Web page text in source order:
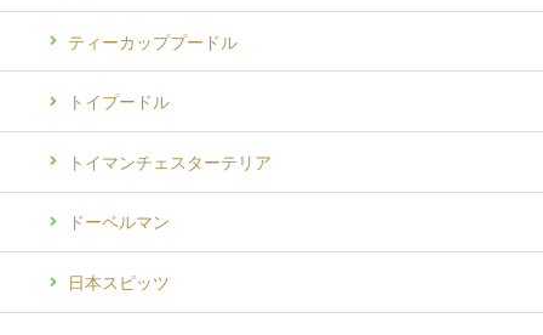
ティーカッププードル
トイプードル
トイマンチェスターテリア
ドーベルマン
日本スピッツ